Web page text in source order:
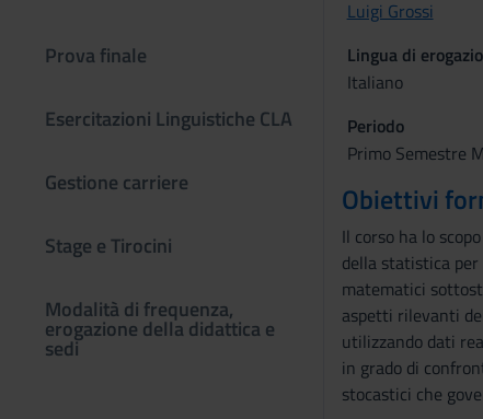
Prova finale
Esercitazioni Linguistiche CLA
Gestione carriere
Stage e Tirocini
Modalità di frequenza,
erogazione della didattica e
sedi
Luigi Grossi
Lingua di
Italiano
Periodo
Primo Semestre
Obiettivi
Il corso ha lo
della statistica
matematici
aspetti rilevanti
utilizzando dati
in grado di
stocastici che